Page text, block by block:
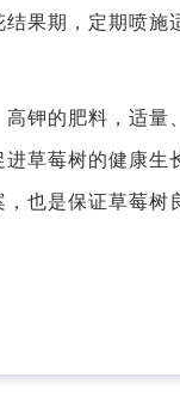
果期，定期喷施
的肥料，适量
草莓树的健康生
也是保证草莓树